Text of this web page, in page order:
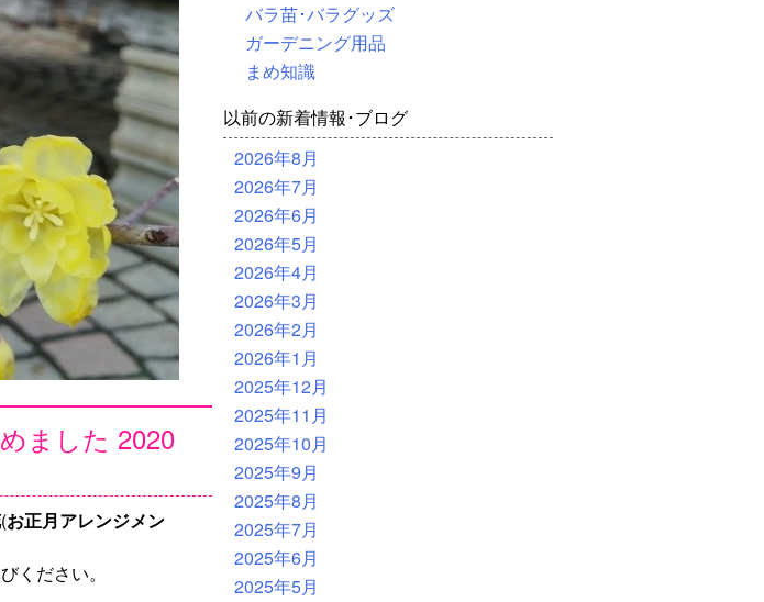
ました 2020
(お正月アレンジメン
ください。
バラ苗･バラグッズ
ガーデニング用品
まめ知識
以前の新着情報･ブログ
2026年8月
2026年7月
2026年6月
2026年5月
2026年4月
2026年3月
2026年2月
2026年1月
2025年12月
2025年11月
2025年10月
2025年9月
2025年8月
2025年7月
2025年6月
2025年5月